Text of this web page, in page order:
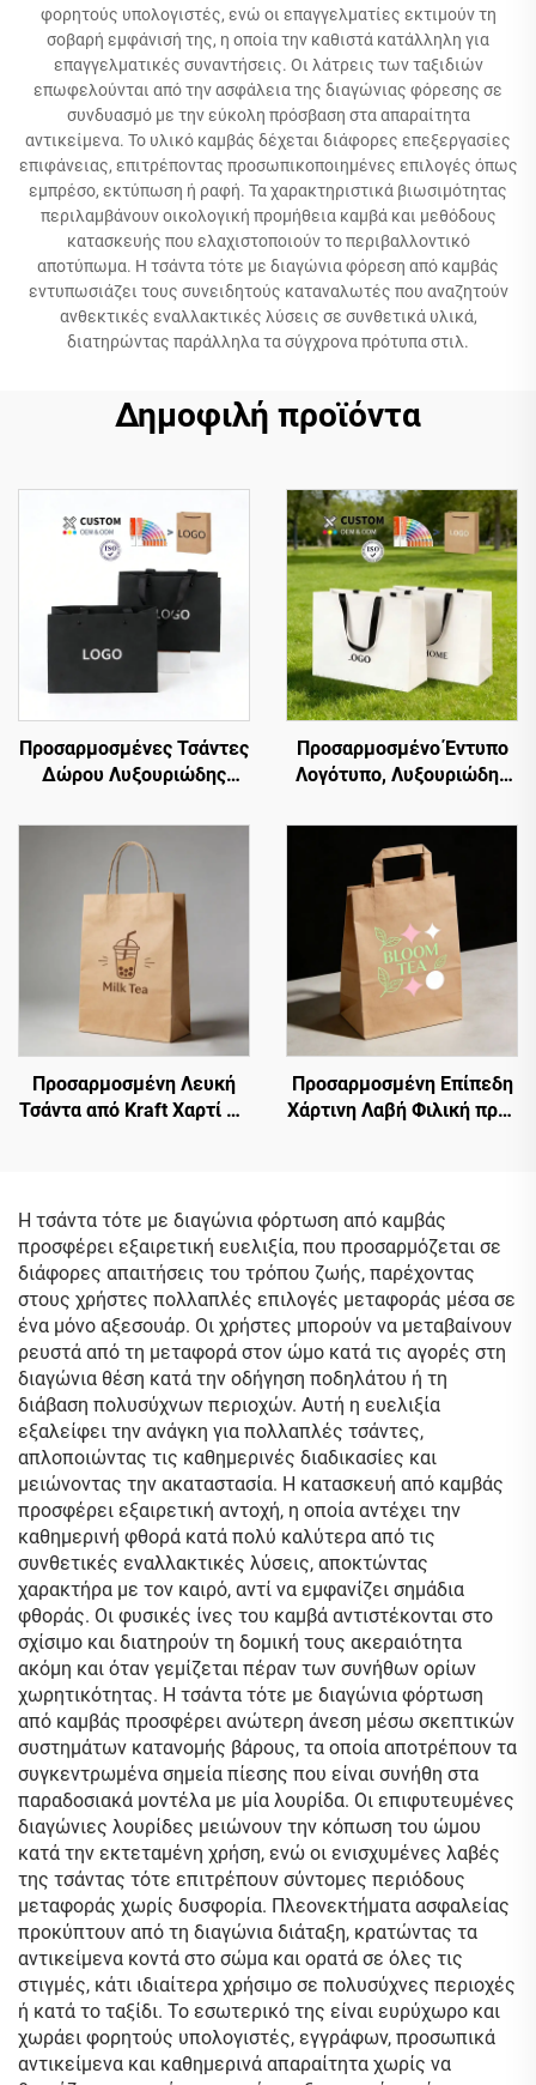
φορητούς υπολογιστές, ενώ οι επαγγελματίες εκτιμούν τη
σοβαρή εμφάνισή της, η οποία την καθιστά κατάλληλη για
επαγγελματικές συναντήσεις. Οι λάτρεις των ταξιδιών
επωφελούνται από την ασφάλεια της διαγώνιας φόρεσης σε
συνδυασμό με την εύκολη πρόσβαση στα απαραίτητα
αντικείμενα. Το υλικό καμβάς δέχεται διάφορες επεξεργασίες
επιφάνειας, επιτρέποντας προσωπικοποιημένες επιλογές όπως
εμπρέσο, εκτύπωση ή ραφή. Τα χαρακτηριστικά βιωσιμότητας
περιλαμβάνουν οικολογική προμήθεια καμβά και μεθόδους
κατασκευής που ελαχιστοποιούν το περιβαλλοντικό
αποτύπωμα. Η τσάντα τότε με διαγώνια φόρεση από καμβάς
εντυπωσιάζει τους συνειδητούς καταναλωτές που αναζητούν
ανθεκτικές εναλλακτικές λύσεις σε συνθετικά υλικά,
διατηρώντας παράλληλα τα σύγχρονα πρότυπα στιλ.
Δημοφιλή προϊόντα
Προσαρμοσμένες Τσάντες
Δώρου Λυξουριώδης
Μπουτίκ Μαύρη Μικρή
Χαρτίνη Τσάντα
Κοσμημάτων με Λαβές
Προσαρμοσμένο Έντυπο
Λογότυπο, Λυξουριώδης
Τσάντα Ψώνισμα,
Συσκευασία Κοσμημάτων
και Ρούχων
Προσαρμοσμένη Λευκή
Τσάντα από Kraft Χαρτί με
Μεταφοράς από Kraft
Χαρτί
Προσαρμοσμένη Επίπεδη
Χάρτινη Λαβή Φιλική προς
και Επιδόρπια,
Προσαρμοσμένη
Ανακυκλώσιμη Σακούλα
από Χαρτί Kraft
Η τσάντα τότε με διαγώνια φόρτωση από καμβάς
προσφέρει εξαιρετική ευελιξία, που προσαρμόζεται σε
διάφορες απαιτήσεις του τρόπου ζωής, παρέχοντας
στους χρήστες πολλαπλές επιλογές μεταφοράς μέσα σε
ένα μόνο αξεσουάρ. Οι χρήστες μπορούν να μεταβαίνουν
ρευστά από τη μεταφορά στον ώμο κατά τις αγορές στη
διαγώνια θέση κατά την οδήγηση ποδηλάτου ή τη
διάβαση πολυσύχνων περιοχών. Αυτή η ευελιξία
εξαλείφει την ανάγκη για πολλαπλές τσάντες,
απλοποιώντας τις καθημερινές διαδικασίες και
μειώνοντας την ακαταστασία. Η κατασκευή από καμβάς
προσφέρει εξαιρετική αντοχή, η οποία αντέχει την
καθημερινή φθορά κατά πολύ καλύτερα από τις
συνθετικές εναλλακτικές λύσεις, αποκτώντας
χαρακτήρα με τον καιρό, αντί να εμφανίζει σημάδια
φθοράς. Οι φυσικές ίνες του καμβά αντιστέκονται στο
σχίσιμο και διατηρούν τη δομική τους ακεραιότητα
ακόμη και όταν γεμίζεται πέραν των συνήθων ορίων
χωρητικότητας. Η τσάντα τότε με διαγώνια φόρτωση
από καμβάς προσφέρει ανώτερη άνεση μέσω σκεπτικών
συστημάτων κατανομής βάρους, τα οποία αποτρέπουν τα
συγκεντρωμένα σημεία πίεσης που είναι συνήθη στα
παραδοσιακά μοντέλα με μία λουρίδα. Οι επιφυτευμένες
διαγώνιες λουρίδες μειώνουν την κόπωση του ώμου
κατά την εκτεταμένη χρήση, ενώ οι ενισχυμένες λαβές
της τσάντας τότε επιτρέπουν σύντομες περιόδους
μεταφοράς χωρίς δυσφορία. Πλεονεκτήματα ασφαλείας
προκύπτουν από τη διαγώνια διάταξη, κρατώντας τα
αντικείμενα κοντά στο σώμα και ορατά σε όλες τις
στιγμές, κάτι ιδιαίτερα χρήσιμο σε πολυσύχνες περιοχές
ή κατά το ταξίδι. Το εσωτερικό της είναι ευρύχωρο και
χωράει φορητούς υπολογιστές, εγγράφων, προσωπικά
αντικείμενα και καθημερινά απαραίτητα χωρίς να